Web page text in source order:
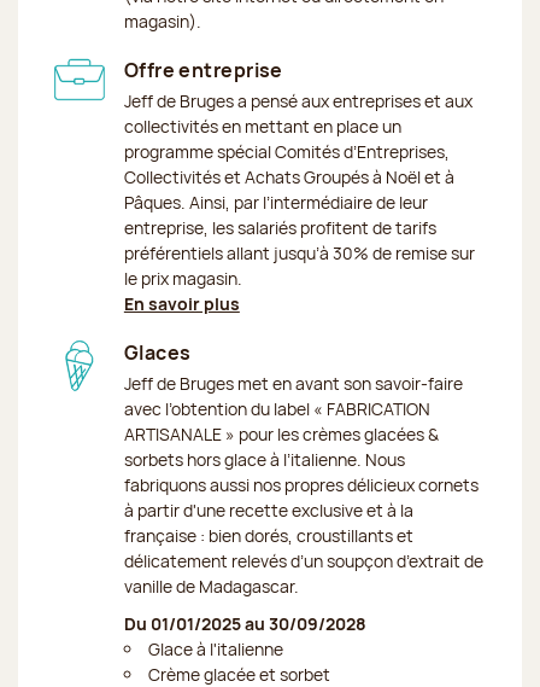
magasin).
Offre entreprise
Jeff de Bruges a pensé aux entreprises et aux
collectivités en mettant en place un
programme spécial Comités d’Entreprises,
Collectivités et Achats Groupés à Noël et à
Pâques. Ainsi, par l’intermédiaire de leur
entreprise, les salariés profitent de tarifs
préférentiels allant jusqu’à 30% de remise sur
le prix magasin.
En savoir plus
Glaces
Jeff de Bruges met en avant son savoir-faire
avec l’obtention du label « FABRICATION
ARTISANALE » pour les crèmes glacées &
sorbets hors glace à l’italienne. Nous
fabriquons aussi nos propres délicieux cornets
à partir d'une recette exclusive et à la
française : bien dorés, croustillants et
délicatement relevés d’un soupçon d’extrait de
vanille de Madagascar.
Du 01/01/2025 au 30/09/2028
Glace à l'italienne
Crème glacée et sorbet